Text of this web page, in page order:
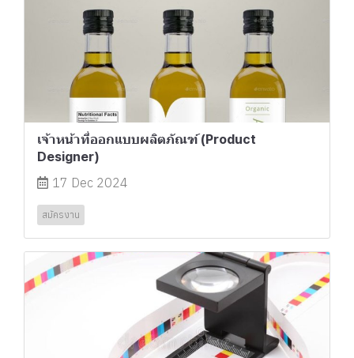
เจ้าหน้าที่ออกแบบผลิตภัณฑ์ (Product
Designer)
17 Dec 2024
สมัครงาน